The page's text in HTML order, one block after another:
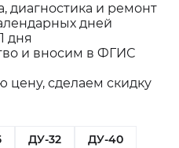
диагностика и ремонт
дней
дня
и вносим в ФГИС
цену, сделаем скидку
ДУ-32
ДУ-40